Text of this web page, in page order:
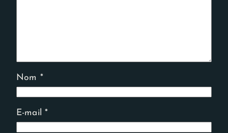
Nom *
E-mail*